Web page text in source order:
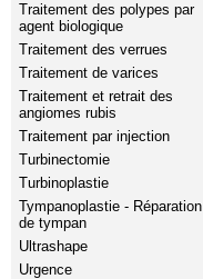
Traitement des polypes par
agent biologique
Traitement des verrues
Traitement de varices
Traitement et retrait des
angiomes rubis
Traitement par injection
Turbinectomie
Turbinoplastie
Tympanoplastie - Réparation
de tympan
Ultrashape
Urgence